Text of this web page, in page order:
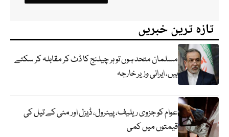
تازہ ترین خبریں
مسلمان متحد ہوں تو ہر چیلنج کا ڈٹ کر مقابلہ کر سکتے
ہیں، ایرانی وزیر خارجہ
عوام کو جزوی ریلیف، پیٹرول، ڈیزل اور مٹی کے تیل کی
قیمتوں میں کمی